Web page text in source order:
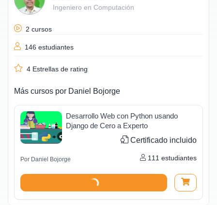
Ingeniero en Computación
2 cursos
146 estudiantes
4 Estrellas de rating
Más cursos por Daniel Bojorge
Desarrollo Web con Python usando
Django de Cero a Experto
Certificado incluido
Por Daniel Bojorge 111 estudiantes